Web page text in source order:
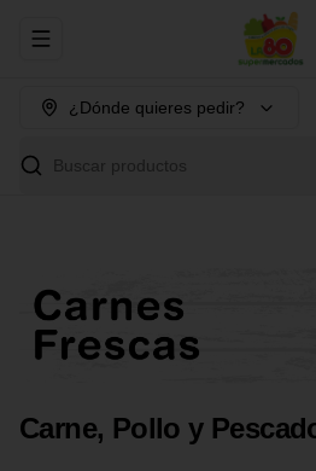
Abrir menu de navegación
¿Dónde quieres pedir?
Buscar productos
Carne, Pollo y